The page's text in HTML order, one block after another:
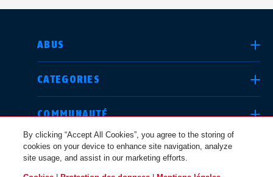
ABUS
CATEGORIES
COMMUNAUTÉ
QUESTIONS JURIDIQUES
CHOISIR UN PAYS
Deutschland
By clicking “Accept All Cookies”, you agree to the storing of
cookies on your device to enhance site navigation, analyze
site usage, and assist in our marketing efforts.